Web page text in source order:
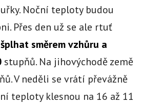
Noční teploty budou
Přes den už se ale rtuť
směrem vzhůru a
stupňů. Na jihovýchodě země
V neděli se vrátí převážně
teploty klesnou na 16 až 11